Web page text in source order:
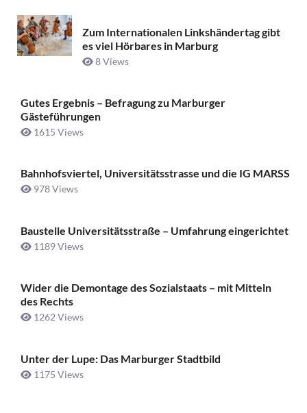
Zum Internationalen Linkshändertag gibt
es viel Hörbares in Marburg
8 Views
Gutes Ergebnis – Befragung zu Marburger
Gästeführungen
1615 Views
Bahnhofsviertel, Universitätsstrasse und die IG MARSS
978 Views
Baustelle Universitätsstraße ­– Umfahrung eingerichtet
1189 Views
Wider die Demontage des Sozialstaats – mit Mitteln
des Rechts
1262 Views
Unter der Lupe: Das Marburger Stadtbild
1175 Views